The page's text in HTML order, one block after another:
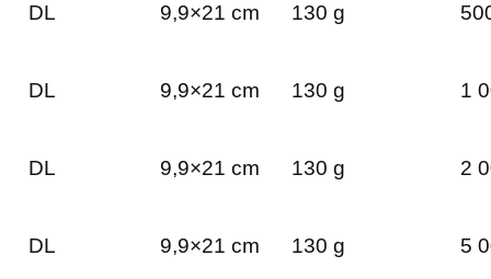
DL 9,9×21 cm 130 g
DL 9,9×21 cm 130 g 1
DL 9,9×21 cm 130 g 2
DL 9,9×21 cm 130 g 5